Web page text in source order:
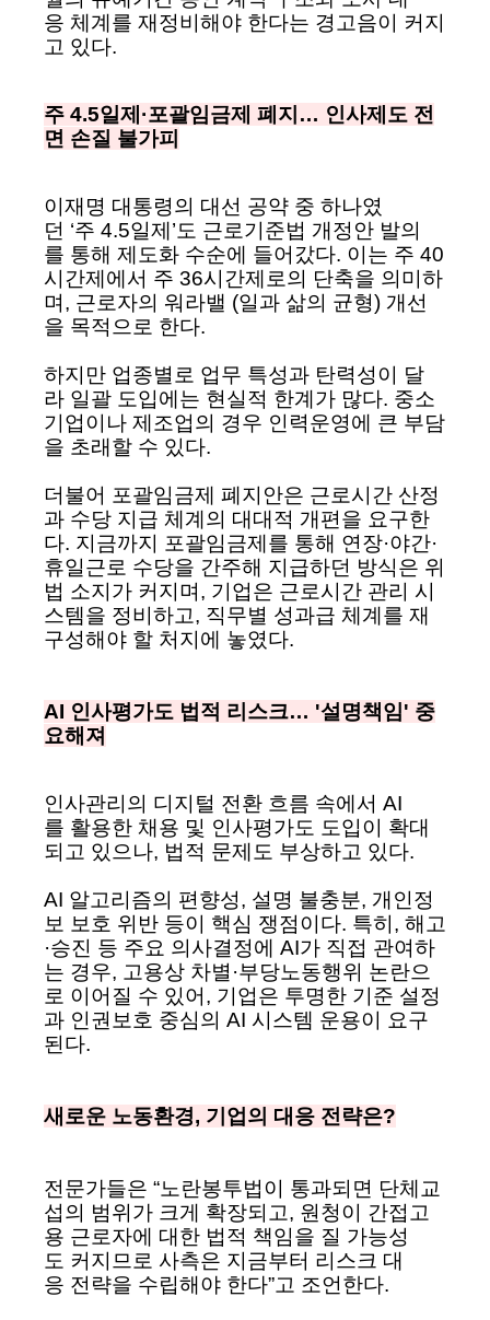
응 체계를 재정비해야 한다는 경고음이 커지
고 있다.
주 4.5일제·포괄임금제 폐지… 인사제도 전
면 손질 불가피
이재명 대통령의 대선 공약 중 하나였
던 ‘주 4.5일제’도 근로기준법 개정안 발의
를 통해 제도화 수순에 들어갔다. 이는 주 40
시간제에서 주 36시간제로의 단축을 의미하
며, 근로자의 워라밸 (일과 삶의 균형) 개선
을 목적으로 한다.
하지만 업종별로 업무 특성과 탄력성이 달
라 일괄 도입에는 현실적 한계가 많다. 중소
기업이나 제조업의 경우 인력운영에 큰 부담
을 초래할 수 있다.
더불어 포괄임금제 폐지안은 근로시간 산정
과 수당 지급 체계의 대대적 개편을 요구한
다. 지금까지 포괄임금제를 통해 연장·야간·
휴일근로 수당을 간주해 지급하던 방식은 위
법 소지가 커지며, 기업은 근로시간 관리 시
스템을 정비하고, 직무별 성과급 체계를 재
구성해야 할 처지에 놓였다.
AI 인사평가도 법적 리스크… '설명책임' 중
요해져
인사관리의 디지털 전환 흐름 속에서 AI
를 활용한 채용 및 인사평가도 도입이 확대
되고 있으나, 법적 문제도 부상하고 있다.
AI 알고리즘의 편향성, 설명 불충분, 개인정
보 보호 위반 등이 핵심 쟁점이다. 특히, 해고
·승진 등 주요 의사결정에 AI가 직접 관여하
는 경우, 고용상 차별·부당노동행위 논란으
로 이어질 수 있어, 기업은 투명한 기준 설정
과 인권보호 중심의 AI 시스템 운용이 요구
된다.
새로운 노동환경, 기업의 대응 전략은?
전문가들은 “노란봉투법이 통과되면 단체교
섭의 범위가 크게 확장되고, 원청이 간접고
용 근로자에 대한 법적 책임을 질 가능성
도 커지므로 사측은 지금부터 리스크 대
응 전략을 수립해야 한다”고 조언한다.